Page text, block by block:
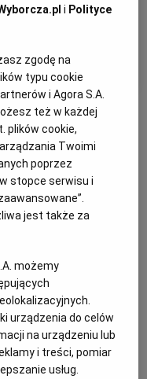
i Polityce
zgodę na
typu cookie
i Agora S.A.
też w każdej
plików cookie,
Twoimi
poprzez
stopce serwisu i
jest także za
możemy
urządzenia do celów
na urządzeniu lub
i treści, pomiar
i ulepszanie usług.